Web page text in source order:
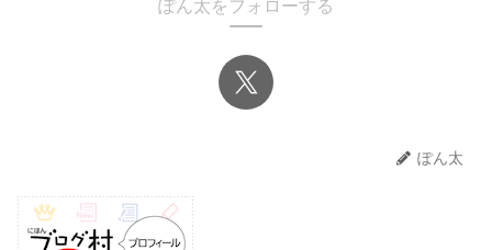
ぽん太をフォローする
ぽん太